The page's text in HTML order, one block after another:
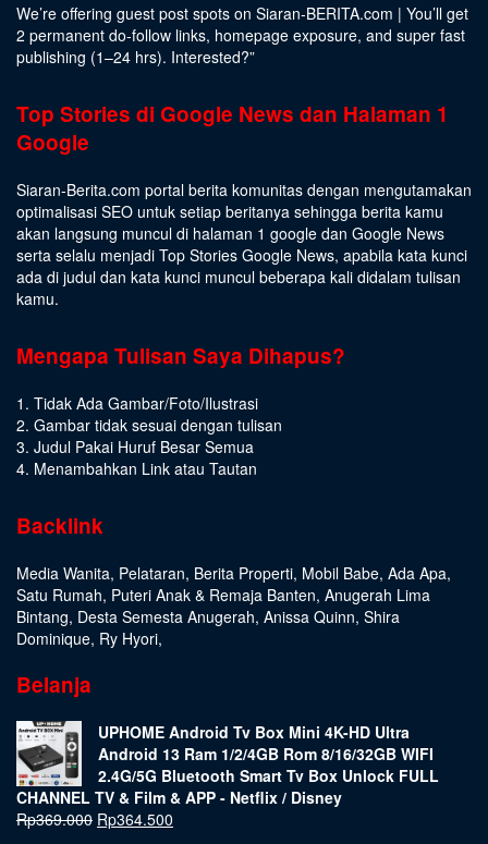
We’re offering guest post spots on Siaran-BERITA.com | You’ll get
2 permanent do-follow links, homepage exposure, and super fast
publishing (1–24 hrs). Interested?”
Top Stories di Google News dan Halaman 1
Google
Siaran-Berita.com portal berita komunitas dengan mengutamakan
optimalisasi SEO untuk setiap beritanya sehingga berita kamu
akan langsung muncul di halaman 1 google dan Google News
serta selalu menjadi Top Stories Google News, apabila kata kunci
ada di judul dan kata kunci muncul beberapa kali didalam tulisan
kamu.
Mengapa Tulisan Saya Dihapus?
1. Tidak Ada Gambar/Foto/Ilustrasi
2. Gambar tidak sesuai dengan tulisan
3. Judul Pakai Huruf Besar Semua
4. Menambahkan Link atau Tautan
Backlink
Media Wanita, Pelataran, Berita Properti, Mobil Babe, Ada Apa,
Satu Rumah, Puteri Anak & Remaja Banten, Anugerah Lima
Bintang, Desta Semesta Anugerah, Anissa Quinn, Shira
Dominique, Ry Hyori,
Belanja
UPHOME Android Tv Box Mini 4K-HD Ultra
Android 13 Ram 1/2/4GB Rom 8/16/32GB WIFI
2.4G/5G Bluetooth Smart Tv Box Unlock FULL
CHANNEL TV & Film & APP - Netflix / Disney
Rp369.000 Rp364.500